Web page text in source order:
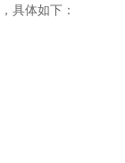
具体如下：